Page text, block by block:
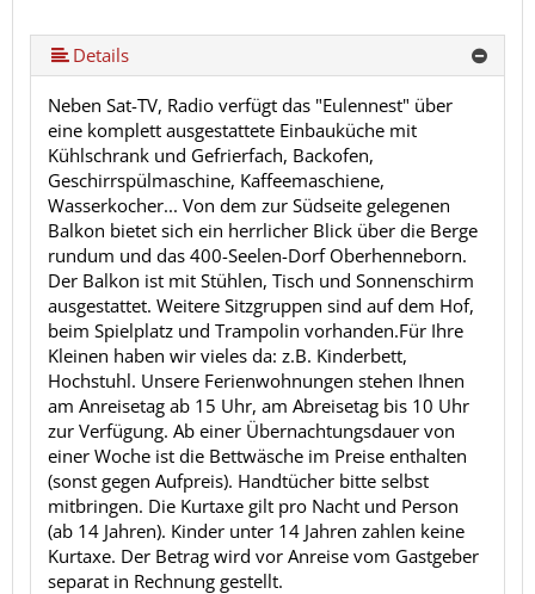
Details
Neben Sat-TV, Radio verfügt das "Eulennest" über
eine komplett ausgestattete Einbauküche mit
Kühlschrank und Gefrierfach, Backofen,
Geschirrspülmaschine, Kaffeemaschiene,
Wasserkocher... Von dem zur Südseite gelegenen
Balkon bietet sich ein herrlicher Blick über die Berge
rundum und das 400-Seelen-Dorf Oberhenneborn.
Der Balkon ist mit Stühlen, Tisch und Sonnenschirm
ausgestattet. Weitere Sitzgruppen sind auf dem Hof,
beim Spielplatz und Trampolin vorhanden.Für Ihre
Kleinen haben wir vieles da: z.B. Kinderbett,
Hochstuhl. Unsere Ferienwohnungen stehen Ihnen
am Anreisetag ab 15 Uhr, am Abreisetag bis 10 Uhr
zur Verfügung. Ab einer Übernachtungsdauer von
einer Woche ist die Bettwäsche im Preise enthalten
(sonst gegen Aufpreis). Handtücher bitte selbst
mitbringen. Die Kurtaxe gilt pro Nacht und Person
(ab 14 Jahren). Kinder unter 14 Jahren zahlen keine
Kurtaxe. Der Betrag wird vor Anreise vom Gastgeber
separat in Rechnung gestellt.